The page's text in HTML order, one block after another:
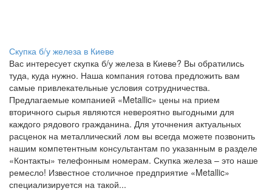
Скупка б/у железа в Киеве
Вас интересует скупка б/у железа в Киеве? Вы обратились
туда, куда нужно. Наша компания готова предложить вам
самые привлекательные условия сотрудничества.
Предлагаемые компанией «Metallic» цены на прием
вторичного сырья являются невероятно выгодными для
каждого рядового гражданина. Для уточнения актуальных
расценок на металлический лом вы всегда можете позвонить
нашим компетентным консультантам по указанным в разделе
«Контакты» телефонным номерам. Скупка железа – это наше
ремесло! Известное столичное предприятие «Metallic»
специализируется на такой...